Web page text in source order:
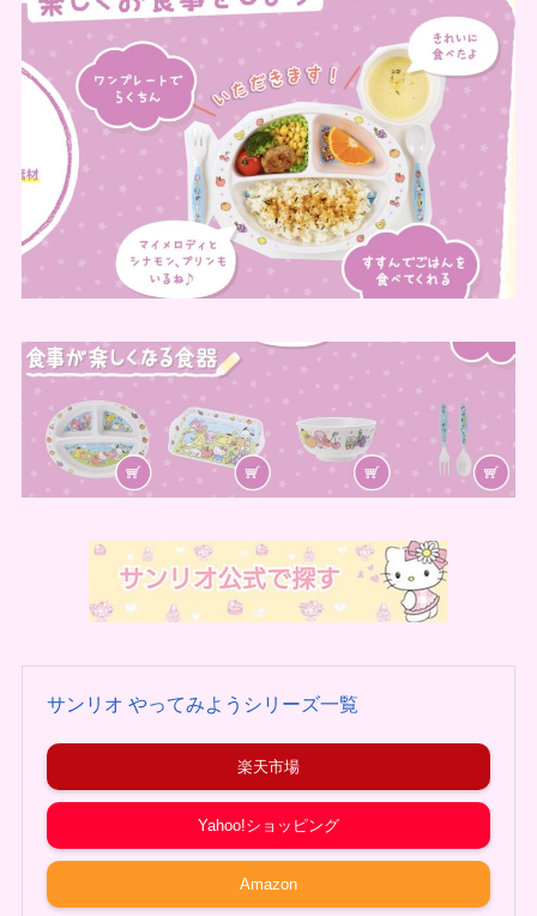
サンリオ やってみようシリーズ一覧
楽天市場
Yahoo!ショッピング
Amazon